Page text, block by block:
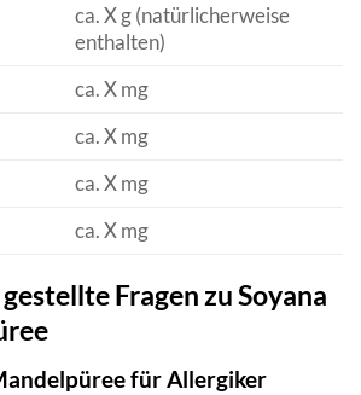
ca. X g (natürlicherweise
enthalten)
ca. X mg
ca. X mg
ca. X mg
ca. X mg
Fragen zu Soyana
für Allergiker